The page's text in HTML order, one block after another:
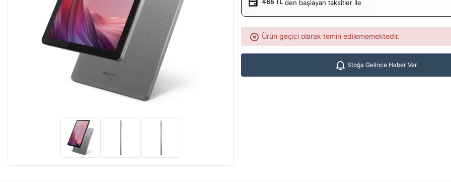
486 TL den başlayan taksitler ile
Ürün geçici olarak temin edilememektedir.
Stoğa Gelince Haber Ver